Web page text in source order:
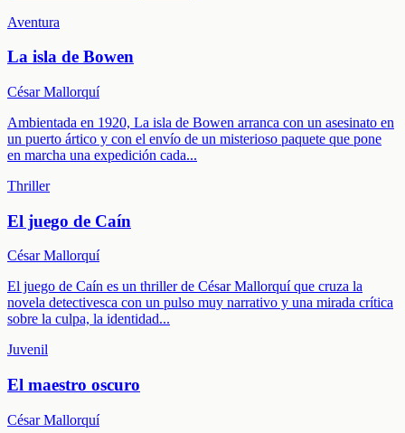
Aventura
La isla de Bowen
César Mallorquí
Ambientada en 1920, La isla de Bowen arranca con un asesinato en
un puerto ártico y con el envío de un misterioso paquete que pone
en marcha una expedición cada...
Thriller
El juego de Caín
César Mallorquí
El juego de Caín es un thriller de César Mallorquí que cruza la
novela detectivesca con un pulso muy narrativo y una mirada crítica
sobre la culpa, la identidad...
Juvenil
El maestro oscuro
César Mallorquí